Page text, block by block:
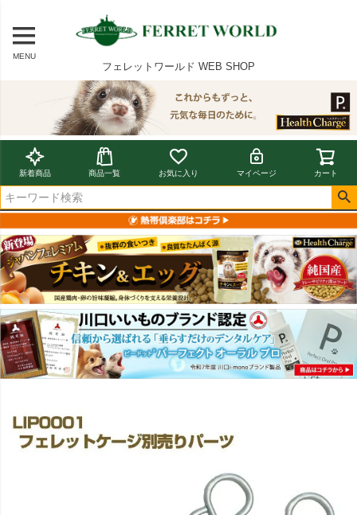
MENU
フェレットワールド WEB SHOP
新着商品 商品一覧 お気に入り マイページ カート